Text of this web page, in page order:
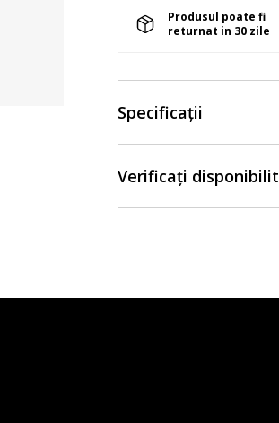
Produsul poate fi
returnat in 30 zile
Specificații
Verificați